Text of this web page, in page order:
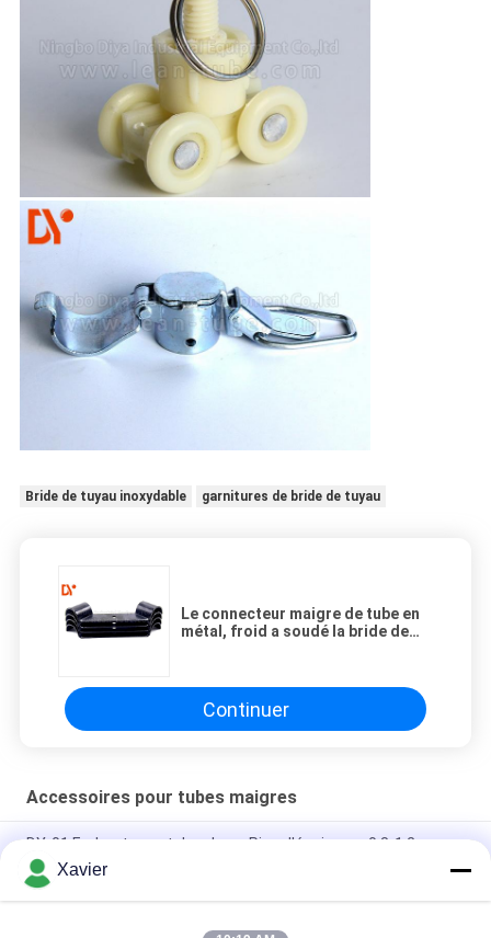
Bride de tuyau inoxydable garnitures de bride de tuyau
Le connecteur maigre de tube en
métal, froid a soudé la bride de
Continuer
Accessoires pour tubes maigres
DY-01 Embout pour tubes Lean Pipe d'épaisseur 0,8-1,2 mm
20 - Rivage 95 une couleur noire d'anti pieds en caoutchouc de
dérapage de dureté réglable pour le tuyau
Xavier